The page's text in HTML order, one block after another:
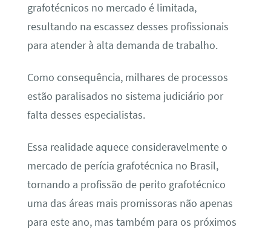
grafotécnicos no mercado é limitada,
resultando na escassez desses profissionais
para atender à alta demanda de trabalho.
Como consequência, milhares de processos
estão paralisados no sistema judiciário por
falta desses especialistas.
Essa realidade aquece consideravelmente o
mercado de perícia grafotécnica no Brasil,
tornando a profissão de perito grafotécnico
uma das áreas mais promissoras não apenas
para este ano, mas também para os próximos